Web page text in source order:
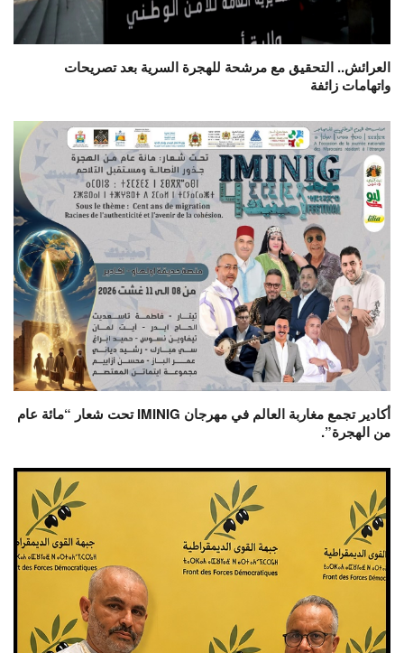
العرائش.. التحقيق مع مرشحة للهجرة السرية بعد تصريحات
واتهامات زائفة
أكادير تجمع مغاربة العالم في مهرجان IMINIG تحت شعار “مائة عام
من الهجرة”.